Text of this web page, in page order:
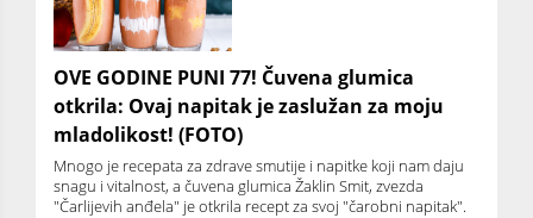
OVE GODINE PUNI 77! Čuvena glumica
otkrila: Ovaj napitak je zaslužan za moju
mladolikost! (FOTO)
Mnogo je recepata za zdrave smutije i napitke koji nam daju
snagu i vitalnost, a čuvena glumica Žaklin Smit, zvezda
"Čarlijevih anđela" je otkrila recept za svoj "čarobni napitak".